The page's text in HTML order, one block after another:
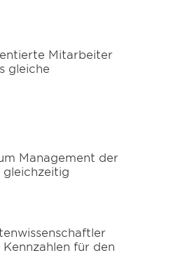
Mitarbeiter
gleiche
Management der
gleichzeitig
für den